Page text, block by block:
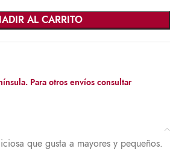
AL CARRITO
Para otros envíos consultar
que gusta a mayores y pequeños.